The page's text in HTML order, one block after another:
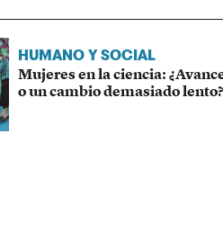
HUMANO Y SOCIAL
Mujeres en la ciencia:
o un cambio demasiado lento?